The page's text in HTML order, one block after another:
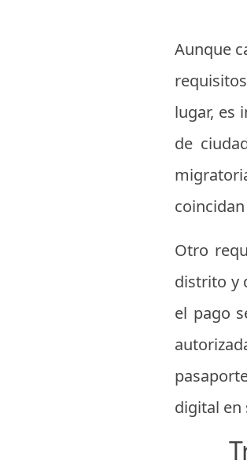
Aunque
lugar, es
de
Otro
distrito y
el pago
digital en